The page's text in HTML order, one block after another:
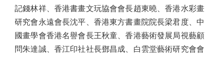
記錢林祥、香港書畫文玩協會會長趙東曉、香港水彩畫
研究會永遠會長沈平、香港東方書畫院院長梁君度、中
國畫學會香港名譽會長王秋童、香港藝術發展局視藝顧
問朱達誠、香江印社社長鄧昌成、白雲堂藝術研究會會